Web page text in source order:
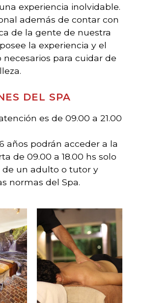
experiencia inolvidable.
además de contar con
de la gente de nuestra
la experiencia y el
para cuidar de
DEL SPA
es de 09.00 a 21.00
años podrán acceder a la
de 09.00 a 18.00 hs solo
un adulto o tutor y
normas del Spa.